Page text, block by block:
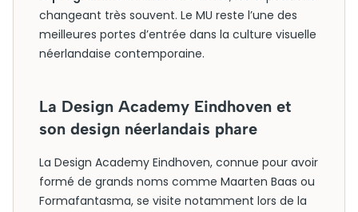
changeant très souvent. Le MU reste l’une des
meilleures portes d’entrée dans la culture visuelle
néerlandaise contemporaine.
La Design Academy Eindhoven et
son design néerlandais phare
La Design Academy Eindhoven, connue pour avoir
formé de grands noms comme Maarten Baas ou
Formafantasma, se visite notamment lors de la